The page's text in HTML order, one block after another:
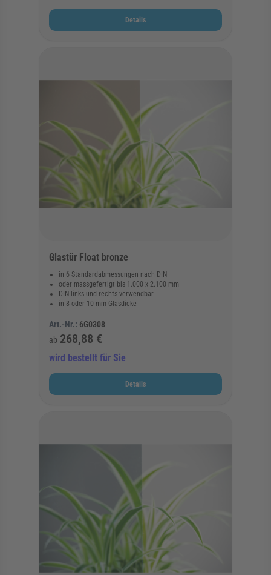
Details
Glastür Float bronze
in 6 Standardabmessungen nach DIN
oder massgefertigt bis 1.000 x 2.100 mm
DIN links und rechts verwendbar
in 8 oder 10 mm Glasdicke
Art.-Nr.: 6G0308
ab 268,88 €
wird bestellt für Sie
Details